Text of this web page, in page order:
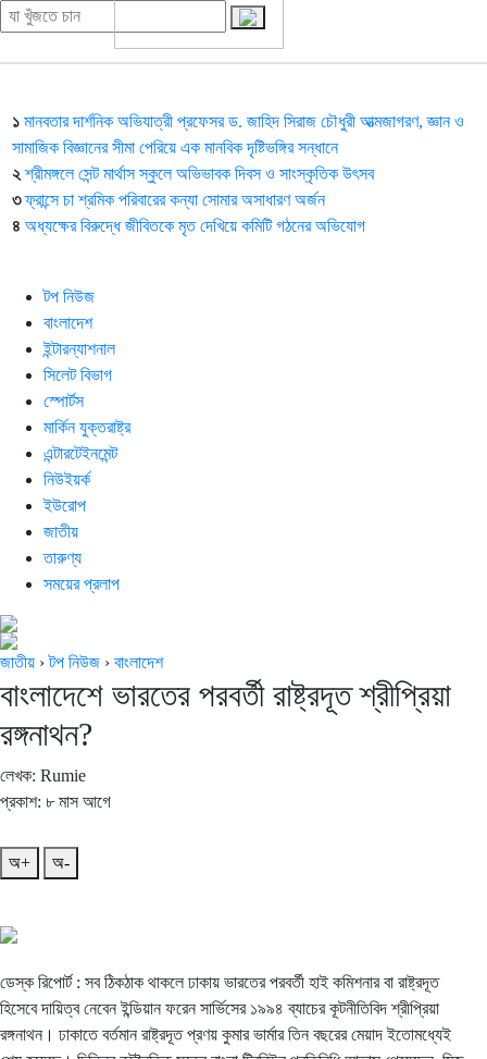
১ মানবতার দার্শনিক অভিযাত্রী প্রফেসর ড. জাহিদ সিরাজ চৌধুরী আত্মজাগরণ, জ্ঞান ও
সামাজিক বিজ্ঞানের সীমা পেরিয়ে এক মানবিক দৃষ্টিভঙ্গির সন্ধানে
২ শ্রীমঙ্গলে সেন্ট মার্থাস স্কুলে অভিভাবক দিবস ও সাংস্কৃতিক উৎসব
৩ ফ্রান্সে চা শ্রমিক পরিবারের কন্যা সোমার অসাধারণ অর্জন
৪ অধ্যক্ষের বিরুদ্ধে জীবিতকে মৃত দেখিয়ে কমিটি গঠনের অভিযোগ
টপ নিউজ
বাংলাদেশ
ইন্টারন্যাশনাল
সিলেট বিভাগ
স্পোর্টস
মার্কিন যুক্তরাষ্ট্র
এন্টারটেইনমেন্ট
নিউইয়র্ক
ইউরোপ
জাতীয়
তারুণ্য
সময়ের প্রলাপ
জাতীয় ›টপ নিউজ › বাংলাদেশ
বাংলাদেশে ভারতের পরবর্তী রাষ্ট্রদূত শ্রীপ্রিয়া
রঙ্গনাথন?
লেখক: Rumie
প্রকাশ: ৮ মাস আগে
অ+ অ-
ডেস্ক রিপোর্ট : সব ঠিকঠাক থাকলে ঢাকায় ভারতের পরবর্তী হাই কমিশনার বা রাষ্ট্রদূত
হিসেবে দায়িত্ব নেবেন ইন্ডিয়ান ফরেন সার্ভিসের ১৯৯৪ ব্যাচের কূটনীতিবিদ শ্রীপ্রিয়া
রঙ্গনাথন। ঢাকাতে বর্তমান রাষ্ট্রদূত প্রণয় কুমার ভার্মার তিন বছরের মেয়াদ ইতোমধ্যেই